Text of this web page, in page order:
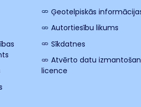
Ģeotelpiskās
Autortiesību likums
Sīkdatnes
Atvērto datu
licence